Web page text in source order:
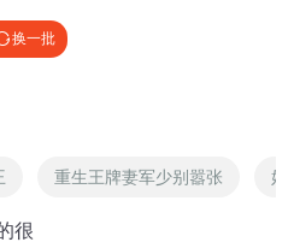
换一批
重生王牌妻军少别嚣张 妃
很